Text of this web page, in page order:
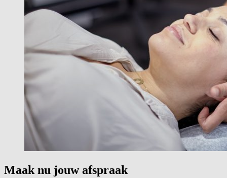
Maak nu jouw afspraak